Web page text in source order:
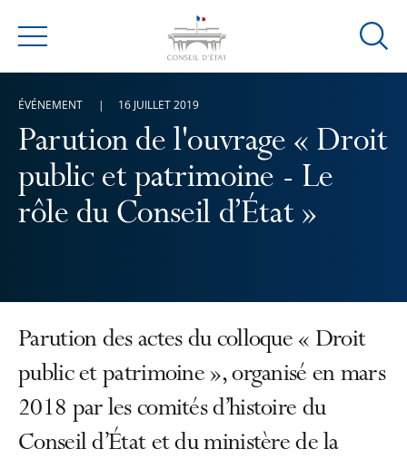
Menu
Ouvrir
Parution de l'ouvrage « Droit
public et patrimoine - Le
rôle du Conseil d’État »
ÉVÉNEMENT 16 JUILLET 2019
Parution des actes du colloque « Droit
public et patrimoine », organisé en mars
2018 par les comités d’histoire du
Conseil d’État et du ministère de la